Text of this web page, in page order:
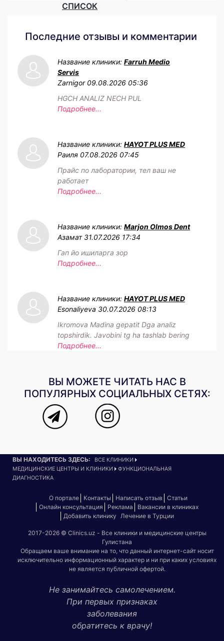
СПИСОК
Последние отзывы и комментарии
Название клиники: Farruh Medio
Servis
Zarnigor 09.08.2026 05:36
HGCH ANALIZ NECH PUL
Подробнее...
Название клиники: HAYOT PLUS MED
Раиля 07.08.2026 07:45
Прайс по лаборатории, тел ваш не
работает
Подробнее...
Название клиники: Marjon Olmos Dent
Азамат 31.07.2026 17:34
Гап йо ишиларга зор
Подробнее...
Название клиники: HAYOT PLUS MED
Esonaliyeva 30.07.2026 08:13
Ikromova Madina gepatit Dga analiz
topshirdik. Javobini tg ha tashlab bering
Подробнее...
ВЫ МОЖЕТЕ ЧИТАТЬ НАС В
ПОПУЛЯРНЫХ СОЦИАЛЬНЫХ СЕТЯХ:
ВЫ НАХОДИТЕСЬ ЗДЕСЬ:
ВСЕ КЛИНИКИ
МЕДИЦИНСКИЕ ЦЕНТРЫ И КЛИНИКИ
ФУНКЦИОНАЛЬНАЯ
ДИАГНОСТИКА
О портале Контакты Написать отзыв
Статьи
Онлайн консультация
Реклама
Вакансии в клиниках
Добавить клинику
Лечение в Турции
2017-2026 © Clinics.uz - Все клиники и медицинские центры
Гулистана
Обращаем ваше внимание на то, что данный интернет-сайт носит
исключительно информационный характер и ни при каких условиях
не является публичной офертой.
Не занимайтесь самолечением.
При первых признаках
заболевания
обратитесь к врачу!